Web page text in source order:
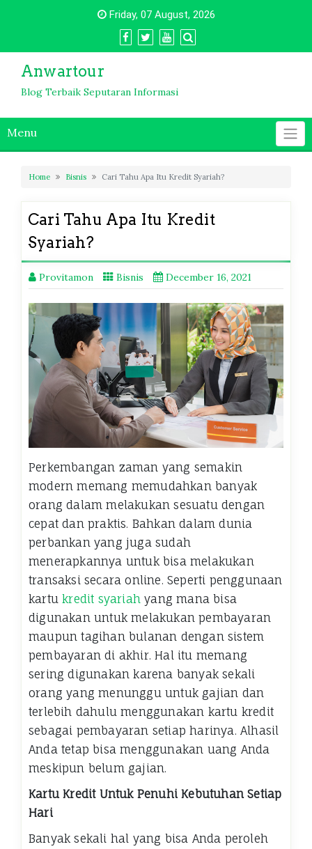
Friday, 07 August, 2026
Anwartour
Blog Terbaik Seputaran Informasi
Menu
Home Bisnis Cari Tahu Apa Itu Kredit Syariah?
Cari Tahu Apa Itu Kredit
Syariah?
Provitamon Bisnis December 16, 2021
Perkembangan zaman yang semakin
modern memang memudahkan banyak
orang dalam melakukan sesuatu dengan
cepat dan praktis. Bahkan dalam dunia
perbankan yang juga sudah
menerapkannya untuk bisa melakukan
transaksi secara online. Seperti penggunaan
kartukredit syariah yang mana bisa
digunakan untuk melakukan pembayaran
maupun tagihan bulanan dengan sistem
pembayaran di akhir. Hal itu memang
sering digunakan karena banyak sekali
orang yang menunggu untuk gajian dan
terlebih dahulu menggunakan kartu kredit
sebagai pembayaran setiap harinya. Alhasil
Anda tetap bisa menggunakan uang Anda
meskipun belum gajian.
Kartu Kredit Untuk Penuhi Kebutuhan Setiap
Hari
Banyak sekali hal yang bisa Anda peroleh